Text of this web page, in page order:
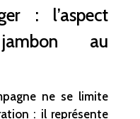
: l’aspect
au
ne se limite
: il représente